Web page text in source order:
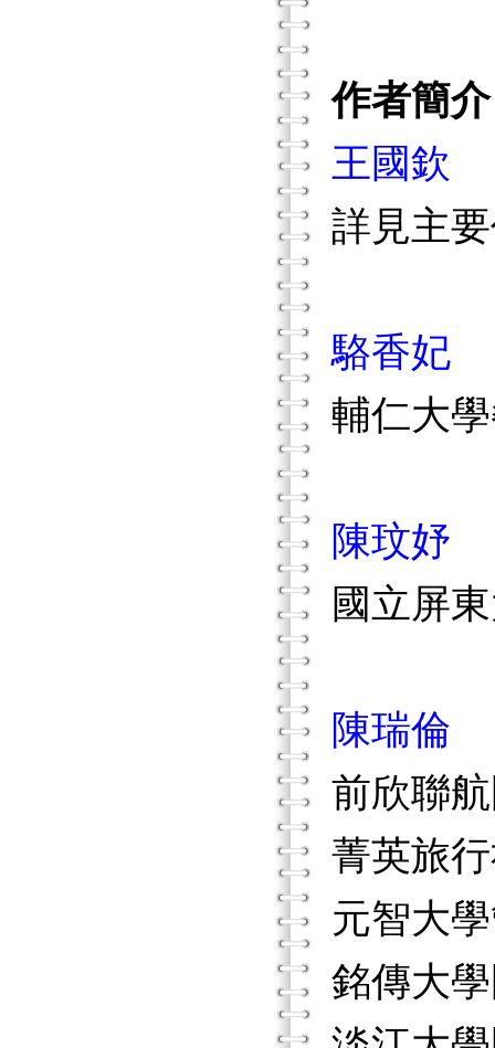
作者簡介
王國欽
詳見主
駱香妃
輔仁大
陳玟妤
國立屏
陳瑞倫
前欣聯
菁英旅
元智大
銘傳大